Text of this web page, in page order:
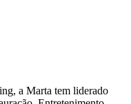
a Marta tem liderado